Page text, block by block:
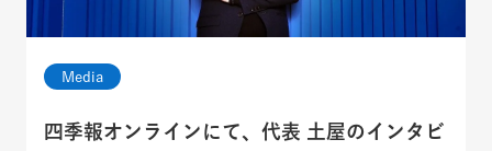
Media
四季報オンラインにて、代表 土屋のインタビ